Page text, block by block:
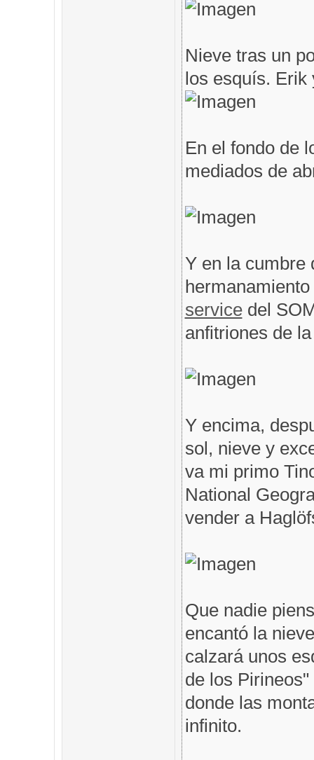
Nieve tras un
los esquís. Erik
En el fondo de
mediados de
Y en la cumbre
servicedel
anfitriones de
Y encima,
sol, nieve y
va mi primo
National
vender a
Que nadie
encantó la
calzará unos
de los
donde las
infinito.